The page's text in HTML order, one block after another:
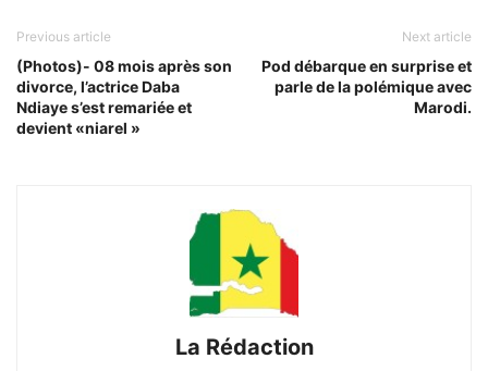
Previous article
(Photos)- 08 mois après son
divorce, l’actrice Daba
Ndiaye s’est remariée et
devient «niarel »
Next article
Pod débarque en surprise et
parle de la polémique avec
Marodi.
La Rédaction